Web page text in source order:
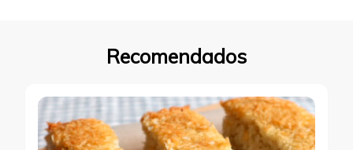
Recomendados